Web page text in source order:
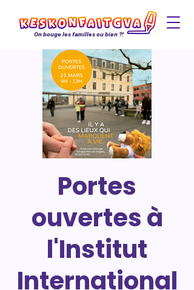
On bouge les familles ou bien ?!
Portes
ouvertes à
l'Institut
International